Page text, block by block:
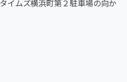
イムズ横浜町第２駐車場の向か